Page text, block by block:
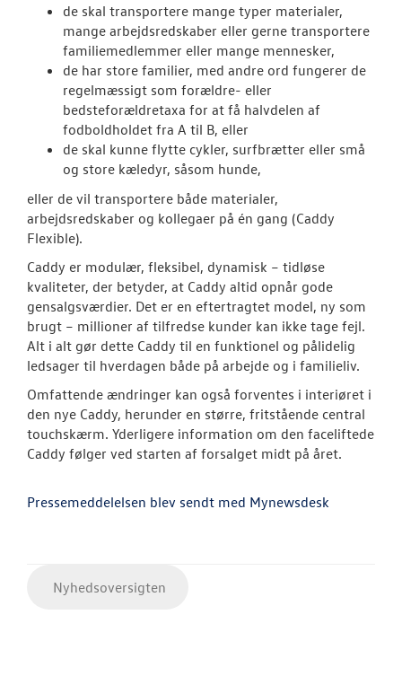
de skal transportere mange typer materialer,
mange arbejdsredskaber eller gerne transportere
familiemedlemmer eller mange mennesker,
de har store familier, med andre ord fungerer de
regelmæssigt som forældre- eller
bedsteforældretaxa for at få halvdelen af
fodboldholdet fra A til B, eller
de skal kunne flytte cykler, surfbrætter eller små
og store kæledyr, såsom hunde,
eller de vil transportere både materialer,
arbejdsredskaber og kollegaer på én gang (Caddy
Flexible).
Caddy er modulær, fleksibel, dynamisk – tidløse
kvaliteter, der betyder, at Caddy altid opnår gode
gensalgsværdier. Det er en eftertragtet model, ny som
brugt – millioner af tilfredse kunder kan ikke tage fejl.
Alt i alt gør dette Caddy til en funktionel og pålidelig
ledsager til hverdagen både på arbejde og i familieliv.
Omfattende ændringer kan også forventes i interiøret i
den nye Caddy, herunder en større, fritstående central
touchskærm. Yderligere information om den faceliftede
Caddy følger ved starten af forsalget midt på året.
Pressemeddelelsen blev sendt med Mynewsdesk
Nyhedsoversigten